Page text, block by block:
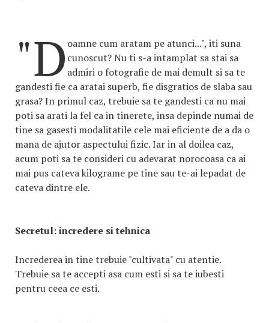
"D oamne cum aratam pe atunci...", iti suna
cunoscut? Nu ti s-a intamplat sa stai sa
admiri o fotografie de mai demult si sa te
gandesti fie ca aratai superb, fie disgratios de slaba sau
grasa? In primul caz, trebuie sa te gandesti ca nu mai
poti sa arati la fel ca in tinerete, insa depinde numai de
tine sa gasesti modalitatile cele mai eficiente de a da o
mana de ajutor aspectului fizic. Iar in al doilea caz,
acum poti sa te consideri cu adevarat norocoasa ca ai
mai pus cateva kilograme pe tine sau te-ai lepadat de
cateva dintre ele.
Secretul: incredere si tehnica
Increderea in tine trebuie "cultivata" cu atentie.
Trebuie sa te accepti asa cum esti si sa te iubesti
pentru ceea ce esti.